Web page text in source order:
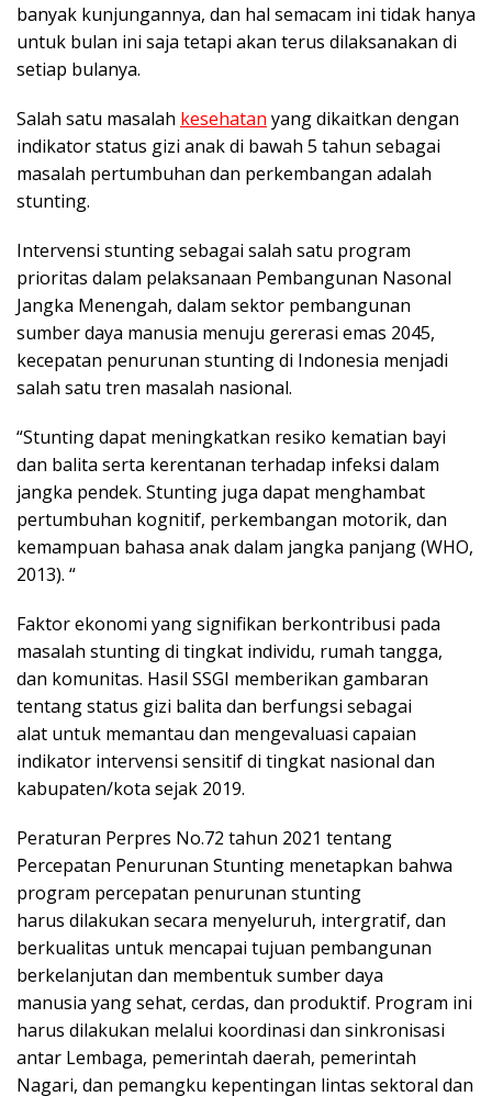
banyak kunjungannya, dan hal semacam ini tidak hanya
untuk bulan ini saja tetapi akan terus dilaksanakan di
setiap bulanya.
Salah satu masalah kesehatan yang dikaitkan dengan
indikator status gizi anak di bawah 5 tahun sebagai
masalah pertumbuhan dan perkembangan adalah
stunting.
Intervensi stunting sebagai salah satu program
prioritas dalam pelaksanaan Pembangunan Nasonal
Jangka Menengah, dalam sektor pembangunan
sumber daya manusia menuju gererasi emas 2045,
kecepatan penurunan stunting di Indonesia menjadi
salah satu tren masalah nasional.
“Stunting dapat meningkatkan resiko kematian bayi
dan balita serta kerentanan terhadap infeksi dalam
jangka pendek. Stunting juga dapat menghambat
pertumbuhan kognitif, perkembangan motorik, dan
kemampuan bahasa anak dalam jangka panjang (WHO,
2013). “
Faktor ekonomi yang signifikan berkontribusi pada
masalah stunting di tingkat individu, rumah tangga,
dan komunitas. Hasil SSGI memberikan gambaran
tentang status gizi balita dan berfungsi sebagai
alat untuk memantau dan mengevaluasi capaian
indikator intervensi sensitif di tingkat nasional dan
kabupaten/kota sejak 2019.
Peraturan Perpres No.72 tahun 2021 tentang
Percepatan Penurunan Stunting menetapkan bahwa
program percepatan penurunan stunting
harus dilakukan secara menyeluruh, intergratif, dan
berkualitas untuk mencapai tujuan pembangunan
berkelanjutan dan membentuk sumber daya
manusia yang sehat, cerdas, dan produktif. Program ini
harus dilakukan melalui koordinasi dan sinkronisasi
antar Lembaga, pemerintah daerah, pemerintah
Nagari, dan pemangku kepentingan lintas sektoral dan